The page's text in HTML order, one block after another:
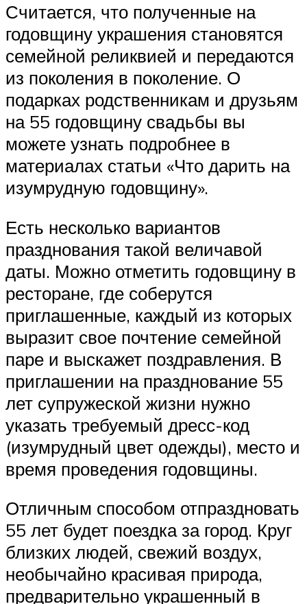
Считается, что полученные на
годовщину украшения становятся
семейной реликвией и передаются
из поколения в поколение. О
подарках родственникам и друзьям
на 55 годовщину свадьбы вы
можете узнать подробнее в
материалах статьи «Что дарить на
изумрудную годовщину».
Есть несколько вариантов
празднования такой величавой
даты. Можно отметить годовщину в
ресторане, где соберутся
приглашенные, каждый из которых
выразит свое почтение семейной
паре и выскажет поздравления. В
приглашении на празднование 55
лет супружеской жизни нужно
указать требуемый дресс-код
(изумрудный цвет одежды), место и
время проведения годовщины.
Отличным способом отпраздновать
55 лет будет поездка за город. Круг
близких людей, свежий воздух,
необычайно красивая природа,
предварительно украшенный в